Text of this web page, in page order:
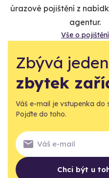
úrazové pojištění z
agentur.
Vše o pojištění
Zbývá
zbytek
Váš e-mail je vstupenka do
Pojďte do toho.
Chci být u